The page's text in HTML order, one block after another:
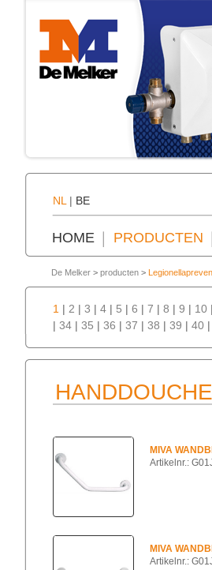
NL | BE
HOME PRODUCTEN
De Melker > producten >
1 | 2 | 3 | 4 | 5 | 6 | 7 | 8 | 9 | 10 |
| 34 | 35 | 36 | 37 | 38 | 39 | 40 |
MIVA
Artikelnr.:
MIVA
Artikelnr.: